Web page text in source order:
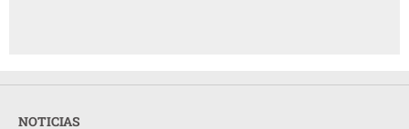
NOTICIAS